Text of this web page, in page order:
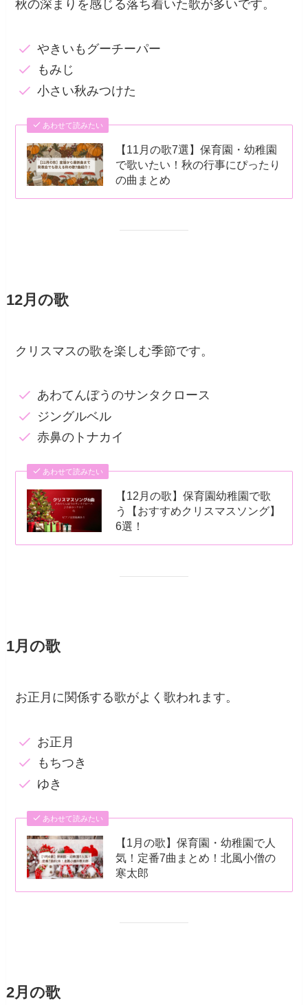
秋の深まりを感じる落ち着いた歌が多いです。
やきいもグーチーパー
もみじ
小さい秋みつけた
あわせて読みたい
【11月の歌7選】保育園・幼稚園
で歌いたい！秋の行事にぴったり
の曲まとめ
12月の歌
クリスマスの歌を楽しむ季節です。
あわてんぼうのサンタクロース
ジングルベル
赤鼻のトナカイ
あわせて読みたい
【12月の歌】保育園幼稚園で歌
う【おすすめクリスマスソング】
6選！
1月の歌
お正月に関係する歌がよく歌われます。
お正月
もちつき
ゆき
あわせて読みたい
【1月の歌】保育園・幼稚園で人
気！定番7曲まとめ！北風小僧の
寒太郎
2月の歌